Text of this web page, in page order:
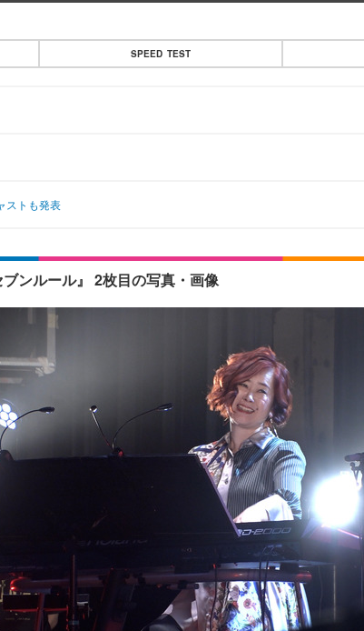
SPEED TEST
ストも発表
ンルール』 2枚目の写真・画像